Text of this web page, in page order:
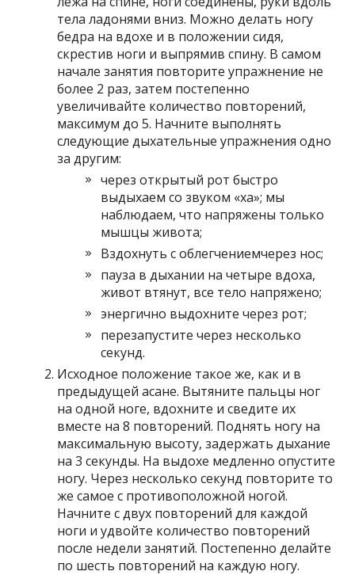
тела ладонями вниз. Можно делать ногу
бедра на вдохе и в положении сидя,
скрестив ноги и выпрямив спину. В самом
начале занятия повторите упражнение не
более 2 раз, затем постепенно
увеличивайте количество повторений,
максимум до 5. Начните выполнять
следующие дыхательные упражнения одно
за другим:
через открытый рот быстро
выдыхаем со звуком «ха»; мы
наблюдаем, что напряжены только
мышцы живота;
Вздохнуть с облегчениемчерез нос;
пауза в дыхании на четыре вдоха,
живот втянут, все тело напряжено;
энергично выдохните через рот;
перезапустите через несколько
секунд.
Исходное положение такое же, как и в
предыдущей асане. Вытяните пальцы ног
на одной ноге, вдохните и сведите их
вместе на 8 повторений. Поднять ногу на
максимальную высоту, задержать дыхание
на 3 секунды. На выдохе медленно опустите
ногу. Через несколько секунд повторите то
же самое с противоположной ногой.
Начните с двух повторений для каждой
ноги и удвойте количество повторений
после недели занятий. Постепенно делайте
по шесть повторений на каждую ногу.